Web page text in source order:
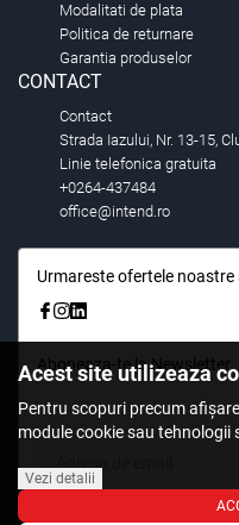
Modalitati de plata
Politica de returnare
Garantia produselor
CONTACT
Contact
Strada Iazului, Nr. 13-15,
Linie telefonica gratuita
+0264-437484
office@intend.ro
Urmareste ofertele noastre
Aboneaza-te la Newsletter
Fii primul care stie.
Acest site utilizeaza
Pentru scopuri precum
module cookie sau tehnologii
tehnologii similare. Află in
despre cookie-uri, inclusiv
Vezi detalii